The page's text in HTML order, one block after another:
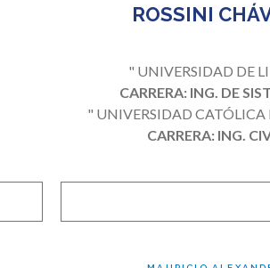
ROSSINI
" UNIVERSIDAD DE
CARRERA: ING. DE
" UNIVERSIDAD CATÓLICA
CARRERA: ING.